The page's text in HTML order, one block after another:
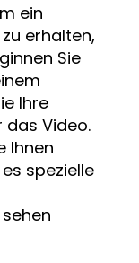
ein
erhalten,
Sie
Ihre
das Video.
Ihnen
spezielle